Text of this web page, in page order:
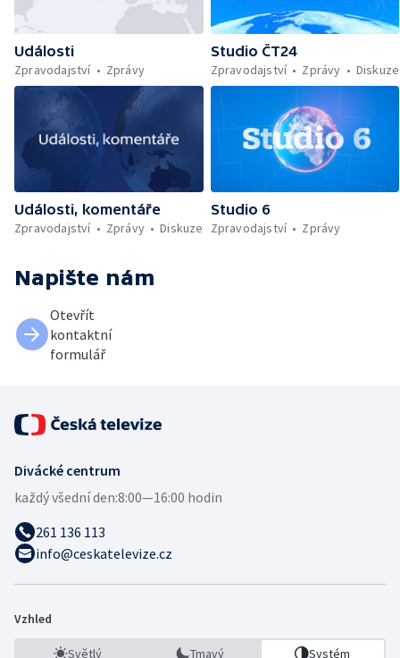
Události
Zpravodajství
Zprávy
Studio ČT24
Zpravodajství
Zprávy Diskuze
Události, komentáře
Zpravodajství
Zprávy Diskuze
Studio 6
Zpravodajství
Zprávy
Napište nám
Otevřít
kontaktní
formulář
Divácké centrum
každý všední den:8:00—16:00 hodin
261 136 113
info@ceskatelevize.cz
Vzhled
Světlý Tmavý Systém